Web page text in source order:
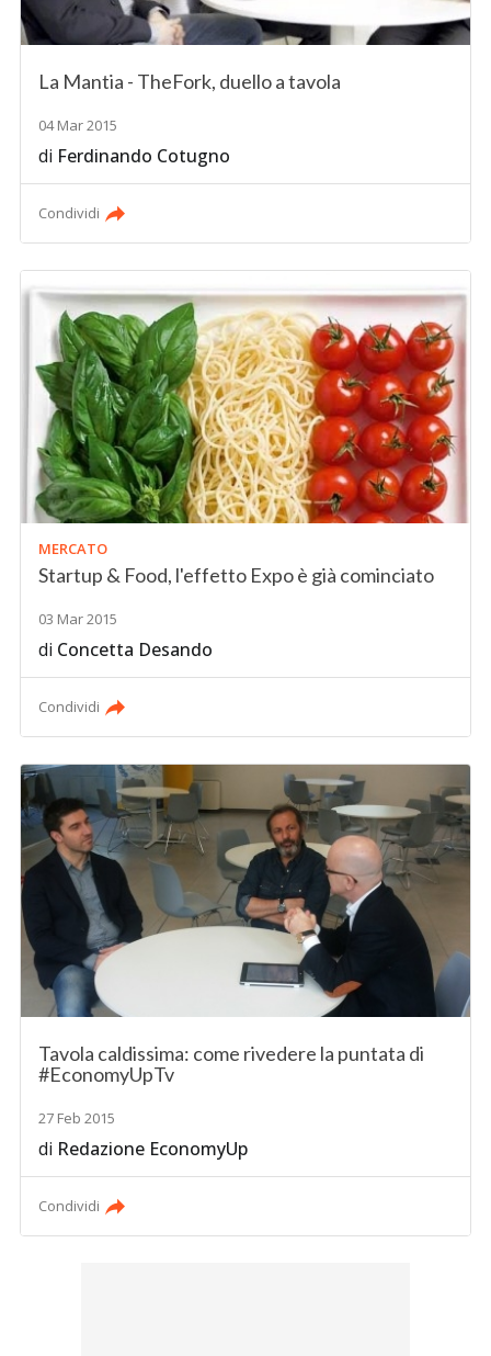
La Mantia - TheFork, duello a tavola
04 Mar 2015
di Ferdinando Cotugno
Condividi
MERCATO
Startup & Food, l'effetto Expo è già cominciato
03 Mar 2015
di Concetta Desando
Condividi
Tavola caldissima: come rivedere la puntata di
#EconomyUpTv
27 Feb 2015
di Redazione EconomyUp
Condividi